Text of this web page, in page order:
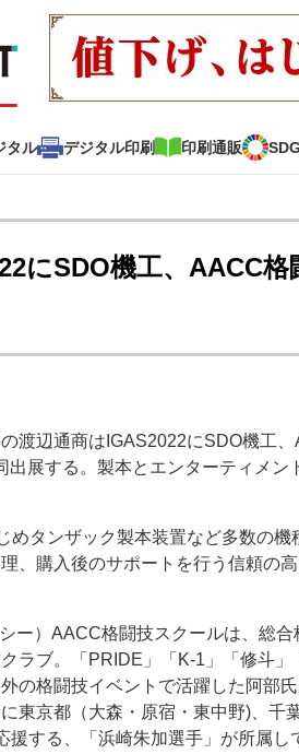
タル デジタル印刷 印刷通販
事 動画コンテンツ インタビュ
負！ ～多様なビジネス・多彩な商材～
道を描く
印刷機材年鑑
込み サイトポリシー お問い
にSDO機工、AACC格
渡辺通商はIGAS2022にSDO機工
出展する。製本とエンターティメン
めタンザック製本装置など多数の機
、購入後のサポートを行う信頼の高
ー）AACC格闘技スクールは、総合
ラブ。「PRIDE」「K-1」「修斗」
の格闘技イベントで活躍した阿部
東京都（大森・原宿・東中野)、千
する、「浜崎朱加選手」が所属し